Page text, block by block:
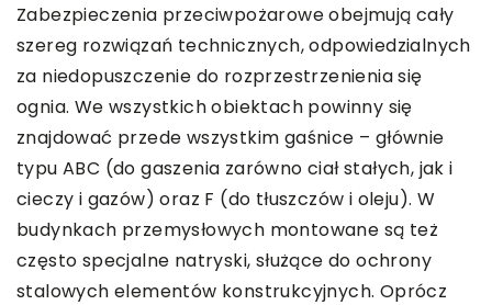
Zabezpieczenia przeciwpożarowe obejmują cały
szereg rozwiązań technicznych, odpowiedzialnych
za niedopuszczenie do rozprzestrzenienia się
ognia. We wszystkich obiektach powinny się
znajdować przede wszystkim gaśnice – głównie
typu ABC (do gaszenia zarówno ciał stałych, jak i
cieczy i gazów) oraz F (do tłuszczów i oleju). W
budynkach przemysłowych montowane są też
często specjalne natryski, służące do ochrony
stalowych elementów konstrukcyjnych. Oprócz